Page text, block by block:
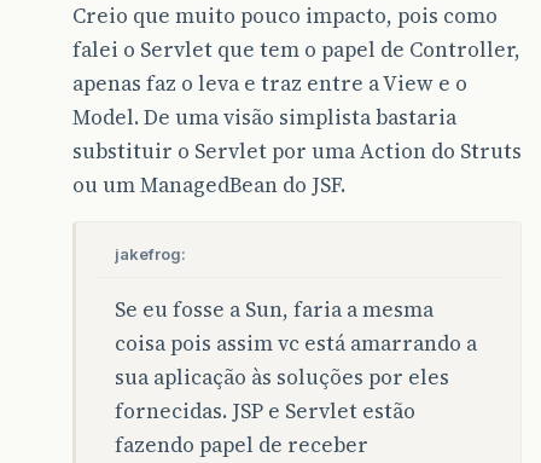
Creio que muito pouco impacto, pois como
falei o Servlet que tem o papel de Controller,
apenas faz o leva e traz entre a View e o
Model. De uma visão simplista bastaria
substituir o Servlet por uma Action do Struts
ou um ManagedBean do JSF.
jakefrog:
Se eu fosse a Sun, faria a mesma
coisa pois assim vc está amarrando a
sua aplicação às soluções por eles
fornecidas. JSP e Servlet estão
fazendo papel de receber